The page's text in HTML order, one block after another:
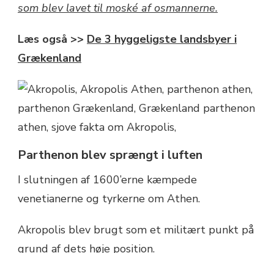
som blev lavet til moské af osmannerne.
Læs også >> De 3 hyggeligste landsbyer i
Grækenland
Parthenon blev sprængt i luften
I slutningen af 1600’erne kæmpede
venetianerne og tyrkerne om Athen.
Akropolis blev brugt som et militært punkt på
grund af dets høje position.